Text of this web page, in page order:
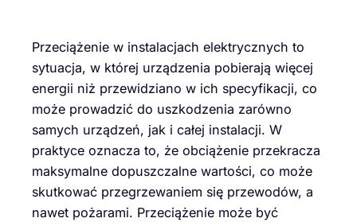
Przeciążenie w instalacjach elektrycznych to
sytuacja, w której urządzenia pobierają więcej
energii niż przewidziano w ich specyfikacji, co
może prowadzić do uszkodzenia zarówno
samych urządzeń, jak i całej instalacji. W
praktyce oznacza to, że obciążenie przekracza
maksymalne dopuszczalne wartości, co może
skutkować przegrzewaniem się przewodów, a
nawet pożarami. Przeciążenie może być